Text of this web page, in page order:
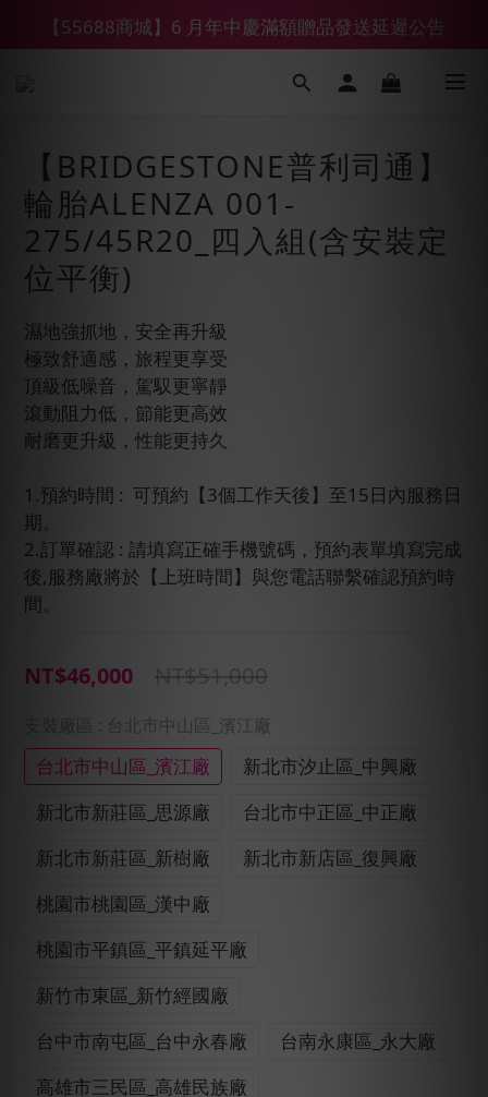
【鑽石熊/金熊新客首購限定】優惠搭車金
【55688商城】6 月年中慶滿額贈品發送延遲公告
【鑽石熊/金熊新客首購限定】優惠搭車金
【BRIDGESTONE普利司通】
輪胎ALENZA 001-
275/45R20_四入組(含安裝定
位平衡)
濕地強抓地，安全再升級
極致舒適感，旅程更享受
頂級低噪音，駕馭更寧靜
滾動阻力低，節能更高效
耐磨更升級，性能更持久
1.預約時間 :  可預約【3個工作天後】至15日內服務日
期。
2.訂單確認 : 請填寫正確手機號碼，預約表單填寫完成
後,服務廠將於【上班時間】與您電話聯繫確認預約時
間。
NT$46,000 NT$51,000
: 台北市中山區_濱江廠
台北市中山區_濱江廠
新北市汐止區_中興廠
新北市新莊區_思源廠
台北市中正區_中正廠
新北市新莊區_新樹廠
新北市新店區_復興廠
桃園市桃園區_漢中廠
桃園市平鎮區_平鎮延平廠
新竹市東區_新竹經國廠
台中市南屯區_台中永春廠
台南永康區_永大廠
高雄市三民區_高雄民族廠